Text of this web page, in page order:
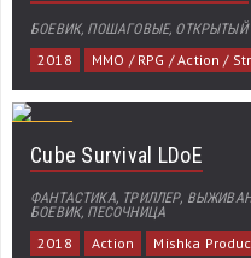
БОЕВИК, ПОШАГОВЫЕ,
2018 MMO / RPG / Action /
Cube Survival LDoE
ФАНТАСТИКА, ТРИЛЛЕР,
БОЕВИК, ПЕСОЧНИЦА
2018 Action Mishka